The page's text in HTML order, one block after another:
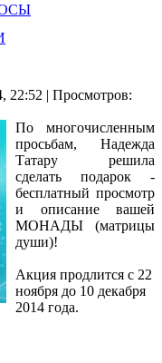
22:52 | Просмотров:
По многочисленным
просьбам, Надежда
Татару решила
сделать подарок -
бесплатный просмотр
и описание вашей
МОНАДЫ (матрицы
души)!
Акция продлится с 22
ноября до 10 декабря
2014 года.